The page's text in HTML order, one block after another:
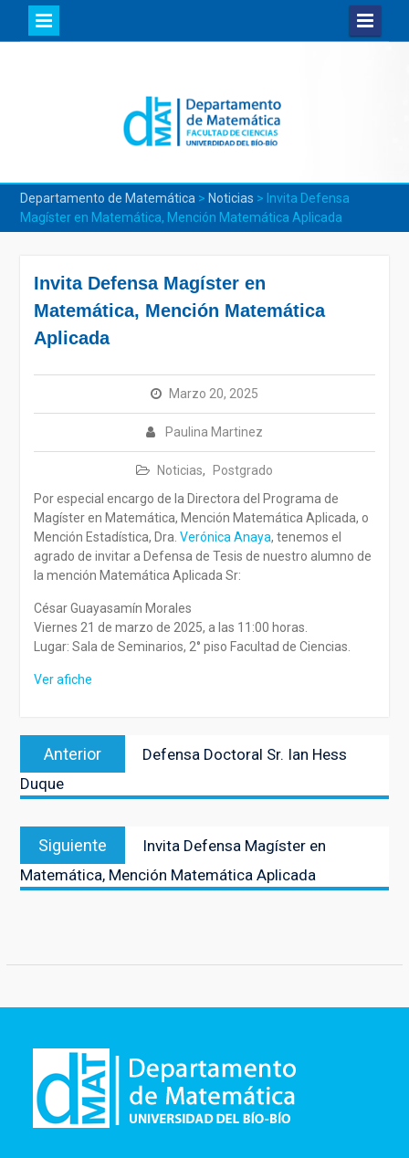
Departamento de Matemática > Noticias > Invita Defensa
Magíster en Matemática, Mención Matemática Aplicada
Invita Defensa Magíster en
Matemática, Mención Matemática
Aplicada
Marzo 20, 2025
Paulina Martinez
Noticias,
Postgrado
Por especial encargo de la Directora del Programa de
Magíster en Matemática, Mención Matemática Aplicada, o
Mención Estadística, Dra. Verónica Anaya, tenemos el
agrado de invitar a Defensa de Tesis de nuestro alumno de
la mención Matemática Aplicada Sr:
César Guayasamín Morales
Viernes 21 de marzo de 2025, a las 11:00 horas.
Lugar: Sala de Seminarios, 2° piso Facultad de Ciencias.
Ver afiche
Navegación
entradas
Anterior
Entrada
anterior:
Defensa Doctoral Sr. Ian Hess
Duque
Siguiente
siguiente:
Invita Defensa Magíster en
Matemática, Mención Matemática Aplicada